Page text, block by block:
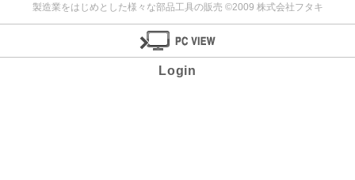
製造業をはじめとした様々な部品工具の販売 ©2009 株式会社フタキ
Login